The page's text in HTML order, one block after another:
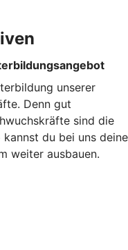
unserer
Denn gut
sind die
kannst du bei uns deine
weiter ausbauen.